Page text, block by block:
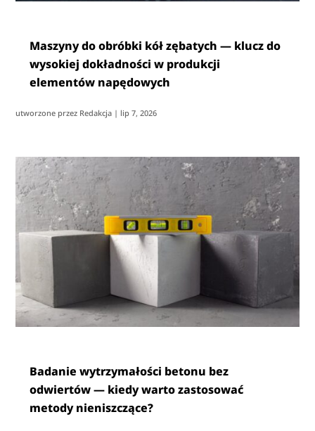
Maszyny do obróbki kół zębatych — klucz do
wysokiej dokładności w produkcji
elementów napędowych
utworzone przez Redakcja | lip 7, 2026
Badanie wytrzymałości betonu bez
odwiertów — kiedy warto zastosować
metody nieniszczące?